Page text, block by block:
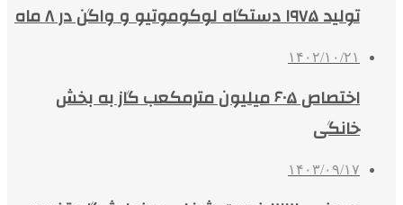
تولید ۱۹۷۵ دستگاه لوکوموتیو و واگن در ۸ ماه
۱۴۰۲/۱۰/۲۱
اختصاص ۶۰۵ میلیون مترمکعب گاز به بخش
خانگی
۱۴۰۳/۰۹/۱۷